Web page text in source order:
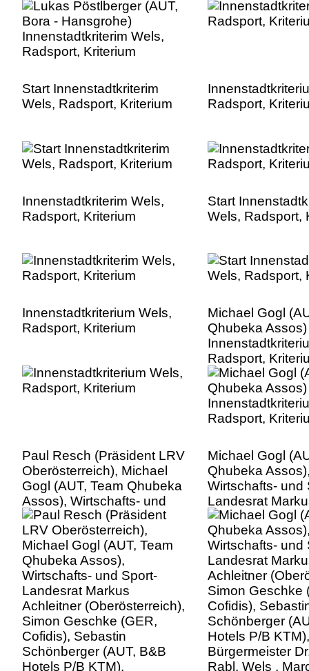
Start Innenstadtkriterim
Wels, Radsport, Kriterium
Radsport,
Innenstadtkriterim Wels,
Radsport, Kriterium
Start
Wels, Radsport,
Innenstadtkriterium Wels,
Radsport, Kriterium
Michael Gogl
Qhubeka Assos)
Radsport,
Paul Resch (Präsident LRV
Oberösterreich), Michael
Gogl (AUT, Team Qhubeka
Assos), Wirtschafts- und
Sport-Landesrat Markus
Achleitner (Oberösterreich),
Simon Geschke (GER,
Cofidis), Sebastin
Schönberger (AUT, B&B
Hotels P/B KTM),
Bürgermeister Dr. Andreas
Rabl, Wels , Marco Haller
(AUT, Bahrain - Victorious),
Hermann Pernsteiner (AUT,
Bahrain - Victorious)
Michael Gogl
Qhubeka
Wirtschafts- und
Landesrat
Achleitner
Simon Geschke
Cofidis),
Schönberger
Hotels P/B KTM),
Bürgermeister
Rabl, Wels ,
(AUT, Bahrain -
Hermann
Bahrain -